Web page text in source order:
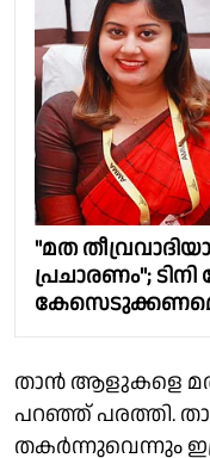
"മത
പ്രചാരണം";
താൻ ആളുകളെ മതം
പറഞ്ഞ് പരത്തി.
തകർന്നുവെന്നും